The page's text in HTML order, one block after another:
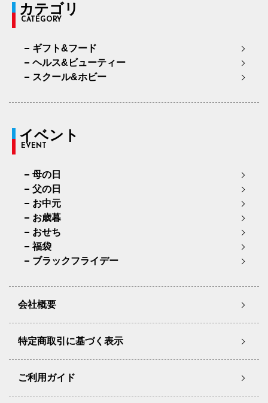
カテゴリ
CATEGORY
ギフト&フード
ヘルス&ビューティー
スクール&ホビー
イベント
EVENT
母の日
父の日
お中元
お歳暮
おせち
福袋
ブラックフライデー
会社概要
特定商取引に基づく表示
ご利用ガイド